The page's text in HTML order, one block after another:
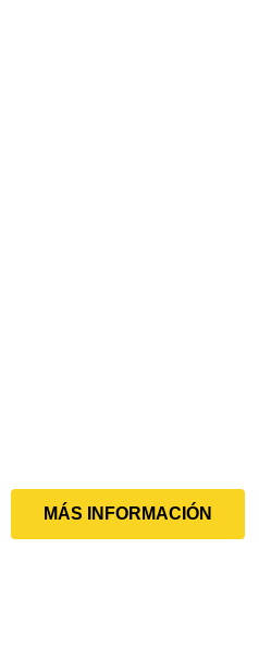
MÁS INFORMACIÓN